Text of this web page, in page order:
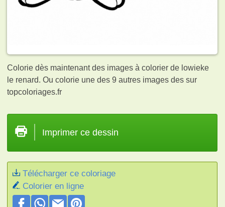
Colorie dès maintenant des images à colorier de lowieke
le renard. Ou colorie une des 9 autres images dessur
topcoloriages.fr
Imprimer ce dessin
Télécharger ce coloriage
Colorier en ligne